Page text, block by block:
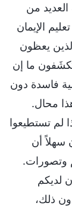
من
الإيمان
يعظون
ما إن
فاسدة دون
محال.
لم تستطيعوا
سهلاً أن
وتصورات.
لديكم
ذلك،